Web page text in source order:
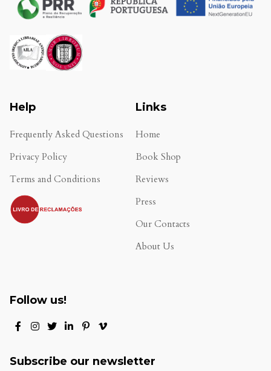
Help
Frequently Asked Questions
Privacy Policy
Terms and Conditions
.
Links
Home
Book Shop
Reviews
Press
Our Contacts
About Us
Follow us!
Subscribe our newsletter